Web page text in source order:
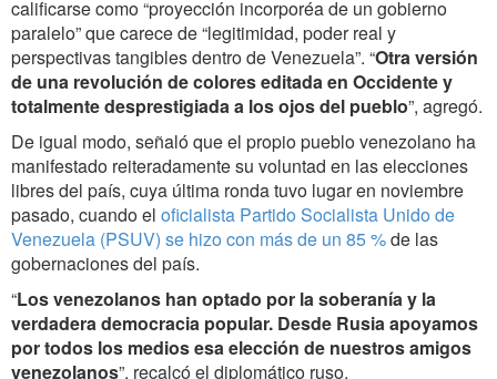
calificarse como “proyección incorporéa de un gobierno
paralelo” que carece de “legitimidad, poder real y
perspectivas tangibles dentro de Venezuela”. “Otra versión
de una revolución de colores editada en Occidente y
totalmente desprestigiada a los ojos del pueblo”, agregó.
De igual modo, señaló que el propio pueblo venezolano ha
manifestado reiteradamente su voluntad en las elecciones
libres del país, cuya última ronda tuvo lugar en noviembre
pasado, cuandoel oficialista Partido Socialista Unido de
Venezuela (PSUV) se hizo con más de un 85 %de las
gobernaciones del país.
“Los venezolanos han optado por la soberanía y la
verdadera democracia popular. Desde Rusia apoyamos
por todos los medios esa elección de nuestros amigos
venezolanos”, recalcó el diplomático ruso.